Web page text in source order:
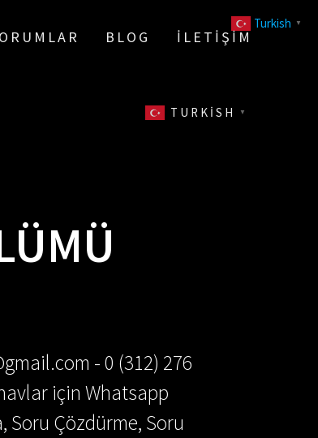
BLOG İLETIŞIM
TURKISH ▼
- 0 (312) 276
için Whatsapp
Soru Çözdürme, Soru
Turkish ▼